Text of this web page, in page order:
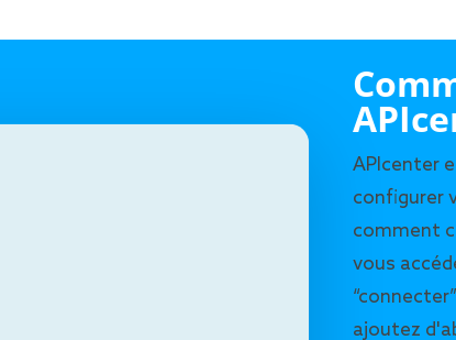
APIcenter
configurer
comment
vous
ajoutez